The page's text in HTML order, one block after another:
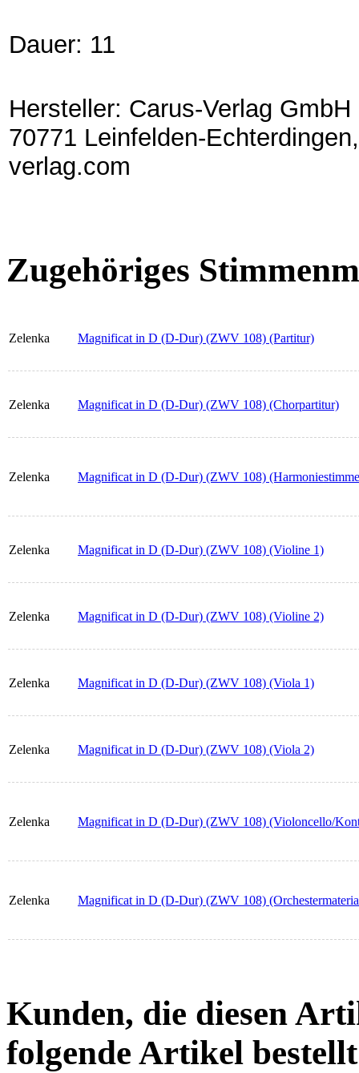
Dauer: 11
Hersteller: Carus-Verlag
70771 Leinfelden-
verlag.com
Zugehöriges
Zelenka Magnificat in D (D-Dur) (ZWV 108) (Partitur)
Zelenka Magnificat in D (D-Dur) (ZWV 108) (Chorpartitur)
Zelenka Magnificat in D (D-Dur) (ZWV 108)
Zelenka Magnificat in D (D-Dur) (ZWV 108) (Violine 1)
Zelenka Magnificat in D (D-Dur) (ZWV 108) (Violine 2)
Zelenka Magnificat in D (D-Dur) (ZWV 108) (Viola 1)
Zelenka Magnificat in D (D-Dur) (ZWV 108) (Viola 2)
Zelenka Magnificat in D (D-Dur) (ZWV 108) (Violoncello/
Zelenka Magnificat in D (D-Dur) (ZWV 108)
Kunden, die diesen
folgende Artikel